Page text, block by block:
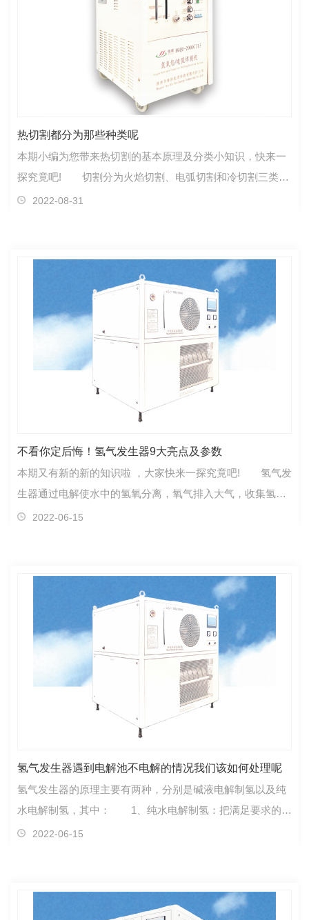
热切割都分为那些种类呢
本期小编为您带来热切割的基本原理及分类小知识，快来一
探究竟吧! 切割分为火焰切割、电弧切割和冷切割三类。
热切割是指采用热能、电能或化学能将金属加热到其熔化温
法。陕西氢氧切割机工艺 1、 火焰切割 按加热气源
2022-08-31
不看你定后悔！氢气发生器9大亮点及参数
本期又有新的新的知识啦 ，大家快来一探究竟吧! 氢气发
生器通过电解使水中的氢氧分离，氧气排入大气，收集氢气
做产出气，仅消耗水和电就可产生氢气，在低压下按需产
越多的实验室所选择，使得防护费用昂贵且危险的高压钢瓶
2022-06-15
氢气发生器遇到电解池不电解的情况我们该如何处理呢
氢气发生器的原理主要有两种，分别是碱液电解制氢以及纯
水电解制氢，其中： 1、纯水电解制氢：把满足要求的电
解水(电阻率大于1MΩ/cm，电子或分析行业用的去离子水或
阳极放出电子，形成氧气(O2)
2022-06-15